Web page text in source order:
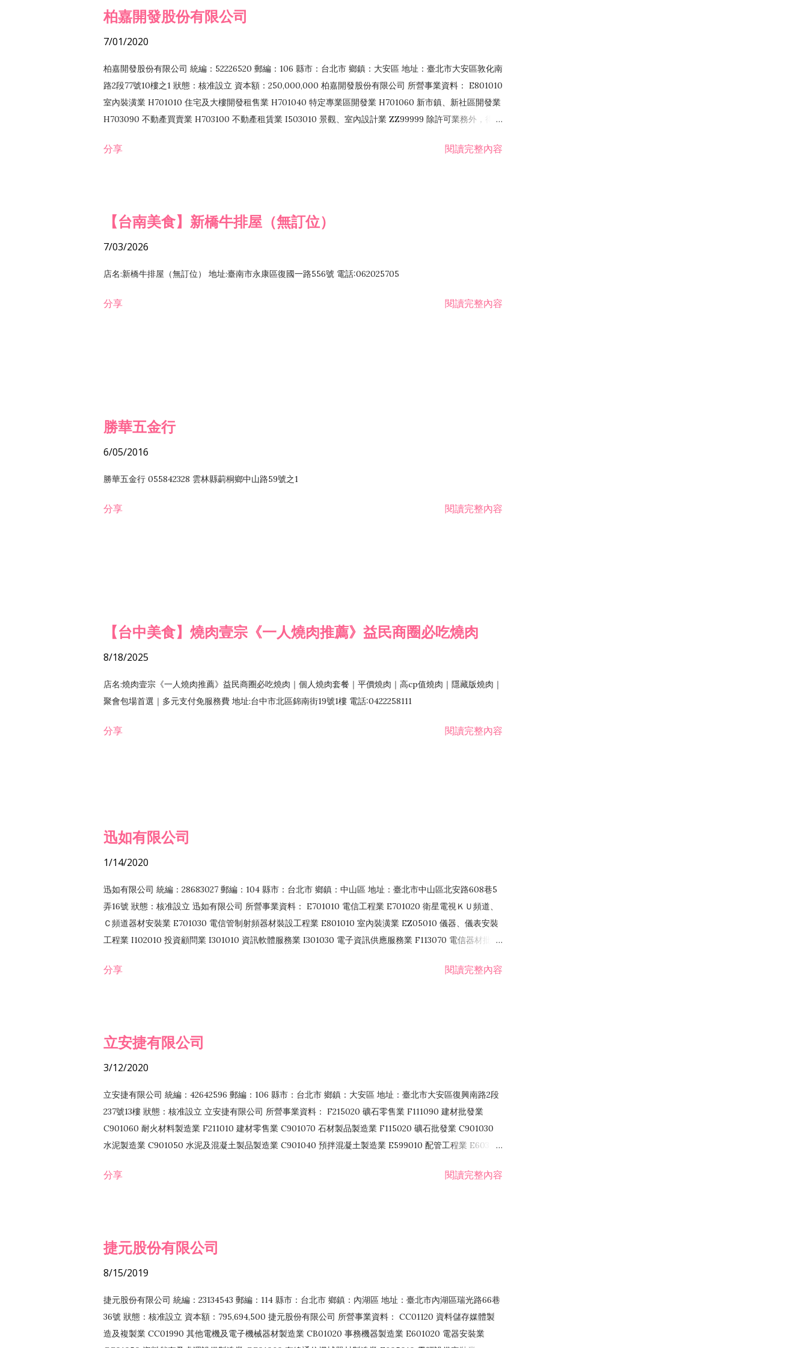
柏嘉開發股份有限公司
7/01/2020
柏嘉開發股份有限公司 統編：52226520 郵編：106 縣市：台北市 鄉鎮：大安區 地址：臺北市大安區敦化南
路2段77號10樓之1 狀態：核准設立 資本額：250,000,000 柏嘉開發股份有限公司 所營事業資料： E801010
室內裝潢業 H701010 住宅及大樓開發租售業 H701040 特定專業區開發業 H701060 新市鎮、新社區開發業
H703090 不動產買賣業 H703100 不動產租賃業 I503010 景觀、室內設計業 ZZ99999 除許可業務外，得經
分享 閱讀完整內容
【台南美食】新橋牛排屋（無訂位）
7/03/2026
店名:新橋牛排屋（無訂位） 地址:臺南市永康區復國一路556號 電話:062025705
分享 閱讀完整內容
勝華五金行
6/05/2016
勝華五金行 055842328 雲林縣莿桐鄉中山路59號之1
分享 閱讀完整內容
【台中美食】燒肉壹宗《一人燒肉推薦》益民商圈必吃燒肉
8/18/2025
店名:燒肉壹宗《一人燒肉推薦》益民商圈必吃燒肉｜個人燒肉套餐｜平價燒肉｜高cp值燒肉｜隱藏版燒肉｜
聚會包場首選｜多元支付免服務費 地址:台中市北區錦南街19號1樓 電話:0422258111
分享 閱讀完整內容
迅如有限公司
1/14/2020
迅如有限公司 統編：28683027 郵編：104 縣市：台北市 鄉鎮：中山區 地址：臺北市中山區北安路608巷5
弄16號 狀態：核准設立 迅如有限公司 所營事業資料： E701010 電信工程業 E701020 衛星電視ＫＵ頻道、
Ｃ頻道器材安裝業 E701030 電信管制射頻器材裝設工程業 E801010 室內裝潢業 EZ05010 儀器、儀表安裝
工程業 I102010 投資顧問業 I301010 資訊軟體服務業 I301030 電子資訊供應服務業 F113070 電信器材批發
務 F102030 菸酒批發業 F203020 菸酒零售業 F401171 酒類輸入業
分享 閱讀完整內容
立安捷有限公司
3/12/2020
立安捷有限公司 統編：42642596 郵編：106 縣市：台北市 鄉鎮：大安區 地址：臺北市大安區復興南路2段
237號13樓 狀態：核准設立 立安捷有限公司 所營事業資料： F215020 礦石零售業 F111090 建材批發業
C901060 耐火材料製造業 F211010 建材零售業 C901070 石材製品製造業 F115020 礦石批發業 C901030
水泥製造業 C901050 水泥及混凝土製品製造業 C901040 預拌混凝土製造業 E599010 配管工程業 E603110
EZ99990 其他工程業 F102170 食品什貨批發業 F106020 日常用品批發業 F108031 醫療器材批發業
分享 閱讀完整內容
捷元股份有限公司
8/15/2019
捷元股份有限公司 統編：23134543 郵編：114 縣市：台北市 鄉鎮：內湖區 地址：臺北市內湖區瑞光路66巷
36號 狀態：核准設立 資本額：795,694,500 捷元股份有限公司 所營事業資料： CC01120 資料儲存媒體製
造及複製業 CC01990 其他電機及電子機械器材製造業 CB01020 事務機器製造業 E601020 電器安裝業